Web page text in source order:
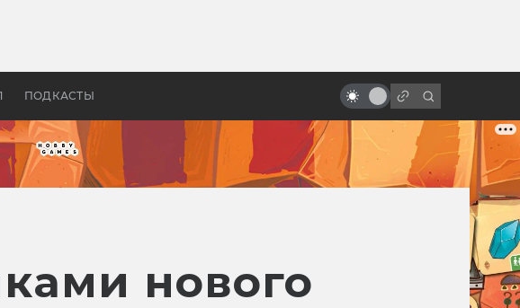
ПОДКАСТЫ
колец»
из Европы, которых вы,
возможно, не видели
нового